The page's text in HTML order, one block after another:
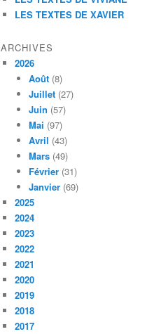
LES TEXTES DE XAVIER
ARCHIVES
2026
Août (8)
Juillet (27)
Juin (57)
Mai (97)
Avril (43)
Mars (49)
Février (31)
Janvier (69)
2025
2024
2023
2022
2021
2020
2019
2018
2017